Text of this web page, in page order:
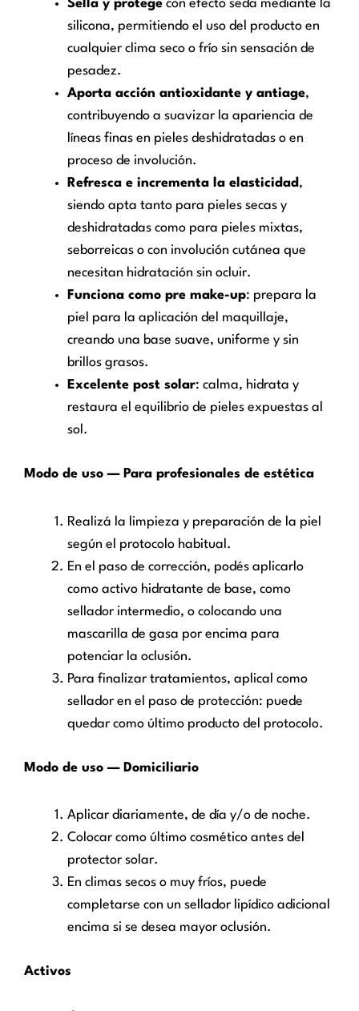
Sella y protege con efecto seda mediante la
silicona, permitiendo el uso del producto en
cualquier clima seco o frío sin sensación de
pesadez.
Aporta acción antioxidante y antiage,
contribuyendo a suavizar la apariencia de
líneas finas en pieles deshidratadas o en
proceso de involución.
Refresca e incrementa la elasticidad ,
siendo apta tanto para pieles secas y
deshidratadas como para pieles mixtas,
seborreicas o con involución cutánea que
necesitan hidratación sin ocluir.
Funciona como pre make-up: prepara la
piel para la aplicación del maquillaje,
creando una base suave, uniforme y sin
brillos grasos.
Excelente post solar: calma, hidrata y
restaura el equilibrio de pieles expuestas al
sol.
Modo de uso — Para profesionales de estética
Realizá la limpieza y preparación de la piel
según el protocolo habitual.
En el paso de corrección, podés aplicarlo
como activo hidratante de base, como
sellador intermedio, o colocando una
mascarilla de gasa por encima para
potenciar la oclusión.
Para finalizar tratamientos, aplical como
sellador en el paso de protección: puede
quedar como último producto del protocolo.
Modo de uso — Domiciliario
Aplicar diariamente, de día y/o de noche.
Colocar como último cosmético antes del
protector solar.
En climas secos o muy fríos, puede
completarse con un sellador lipídico adicional
encima si se desea mayor oclusión.
Activos